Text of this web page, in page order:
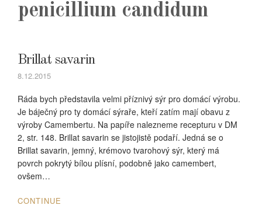
penicillium candidum
Brillat savarin
8.12.2015
Ráda bych představila velmi příznivý sýr pro domácí výrobu.
Je báječný pro ty domácí sýraře, kteří zatím mají obavu z
výroby Camembertu. Na papíře nalezneme recepturu v DM
2, str. 148. Brillat savarin se jistojistě podaří. Jedná se o
Brillat savarin, jemný, krémovo tvarohový sýr, který má
povrch pokrytý bílou plísní, podobně jako camembert,
ovšem…
CONTINUE